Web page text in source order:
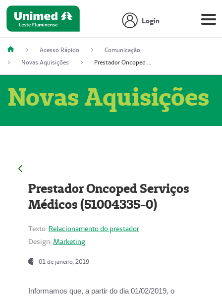
Login
Acesso Rápido
Comunicação
Novas Aquisições
Prestador Oncoped Serviços Médicos (51004335-0)
Novas Aquisições
Prestador Oncoped Serviços
Médicos (51004335-0)
Texto: Relacionamento do prestador
Design: Marketing
01 de janeiro, 2019
Informamos que, a partir do dia 01/02/2019, o